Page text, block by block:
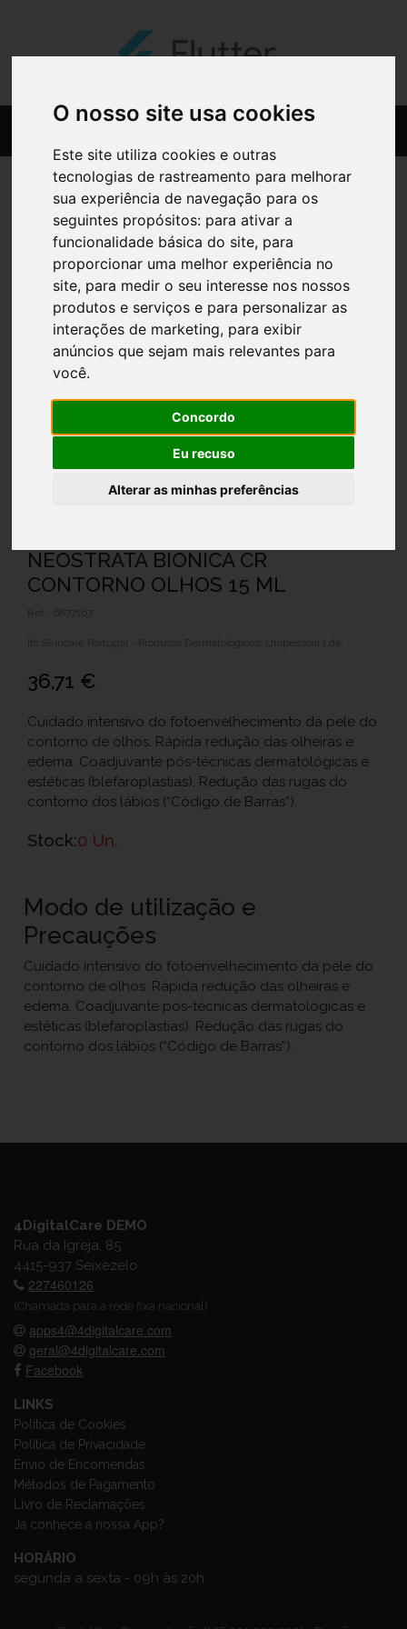
O nosso site usa cookies
Este site utiliza cookies e outras
tecnologias de rastreamento para melhorar
sua experiência de navegação para os
seguintes propósitos: para ativar a
funcionalidade básica do site, para
proporcionar uma melhor experiência no
site, para medir o seu interesse nos nossos
produtos e serviços e para personalizar as
interações de marketing, para exibir
anúncios que sejam mais relevantes para
você.
Concordo
Eu recuso
Alterar as minhas preferências
NEOSTRATA BIONICA CR
CONTORNO OLHOS 15 ML
Ref.: 6877167
Ifc Skincare Portugal - Produtos Dermatológicos, Unipessoal Lda.
36,71 €
Cuidado intensivo do fotoenvelhecimento da pele do
contorno de olhos. Rápida redução das olheiras e
edema. Coadjuvante pós-técnicas dermatológicas e
estéticas (blefaroplastias). Redução das rugas do
contorno dos lábios (“Código de Barras”).
Stock:0 Un.
Modo de utilização e
Precauções
Cuidado intensivo do fotoenvelhecimento da pele do
contorno de olhos. Rápida redução das olheiras e
edema. Coadjuvante pós-técnicas dermatológicas e
estéticas (blefaroplastias). Redução das rugas do
contorno dos lábios (“Código de Barras”).
4DigitalCare DEMO
Rua da Igreja, 85
4415-937 Seixezelo
227460126
(Chamada para a rede fixa nacional)
apps4@4digitalcare.com
geral@4digitalcare.com
Facebook
LINKS
Política de Cookies
Política de Privacidade
Envio de Encomendas
Métodos de Pagamento
Livro de Reclamações
Já conhece a nossa App?
HORÁRIO
segunda a sexta - 09h às 20h